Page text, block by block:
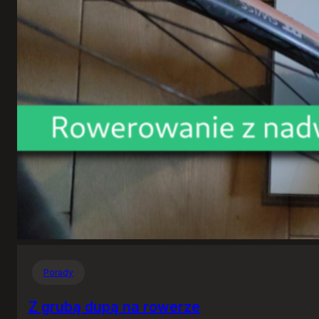
Porady
Z grubą dupą na rowerze